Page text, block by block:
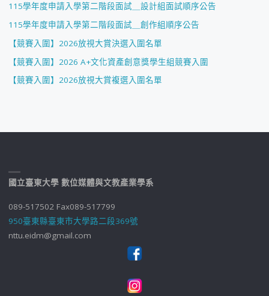
115學年度申請入學第二階段面試＿設計組面試順序公告
115學年度申請入學第二階段面試＿創作組順序公告
【競賽入圍】2026放視大賞決選入圍名單
【競賽入圍】2026 A+文化資產創意獎學生組競賽入圍
【競賽入圍】2026放視大賞複選入圍名單
國立臺東大學 數位媒體與文教產業學系
089-517502 Fax089-517799
950臺東縣臺東市大學路二段369號
nttu.eidm@gmail.com